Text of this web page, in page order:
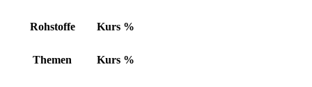
Rohstoffe Kurs %
Themen Kurs %